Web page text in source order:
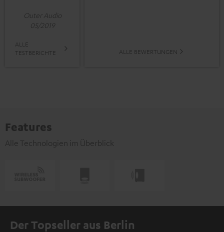
Outer Audio
05/2019
ALLE
TESTBERICHTE
ALLE BEWERTUNGEN
Features
Alle Technologien im Überblick
Der Topseller aus Berlin